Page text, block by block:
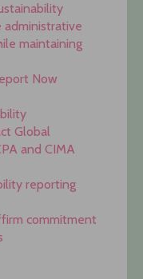
administrative
maintaining
Now
Global
and CIMA
reporting
commitment